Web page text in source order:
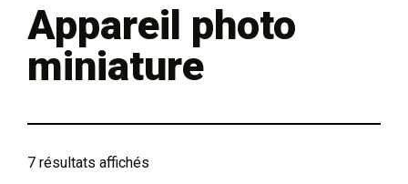
Appareil photo
miniature
7 résultats affichés